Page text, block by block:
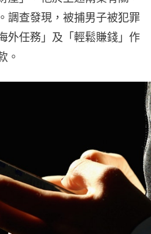
調查發現，被捕男子被犯罪
外任務」及「輕鬆賺錢」作
。